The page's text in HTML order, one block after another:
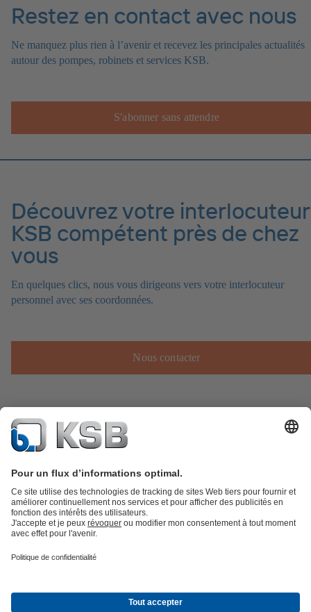
Restez en contact avec nous
Ne manquez plus rien à l’avenir et recevez les principales actualités
autour des pompes, robinets et services KSB.
S'abonner sans attendre
Découvrez votre interlocuteur
KSB compétent près de chez
vous
En quelques clics, nous vous dirigeons vers votre interlocuteur
personnel avec ses coordonnées.
Nous contacter
IndustrieBâtiment